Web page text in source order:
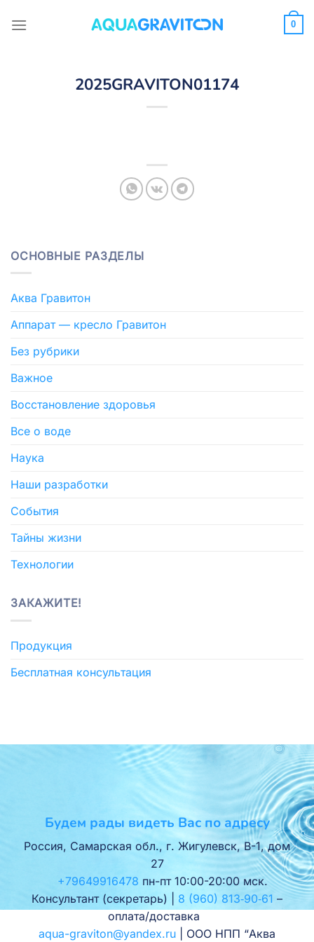
0
2025GRAVITON01174
ОСНОВНЫЕ РАЗДЕЛЫ
Аква Гравитон
Аппарат — кресло Гравитон
Без рубрики
Важное
Восстановление здоровья
Все о воде
Наука
Наши разработки
События
Тайны жизни
Технологии
ЗАКАЖИТЕ!
Продукция
Бесплатная консультация
Будем рады видеть Вас по адресу
Россия, Самарская обл., г. Жигулевск, В-1, дом
27
+79649916478 пн-пт 10:00-20:00 мск.
Консультант (секретарь) | 8 (960) 813‑90‑61 –
оплата/доставка
aqua-graviton@yandex.ru | ООО НПП “Аква